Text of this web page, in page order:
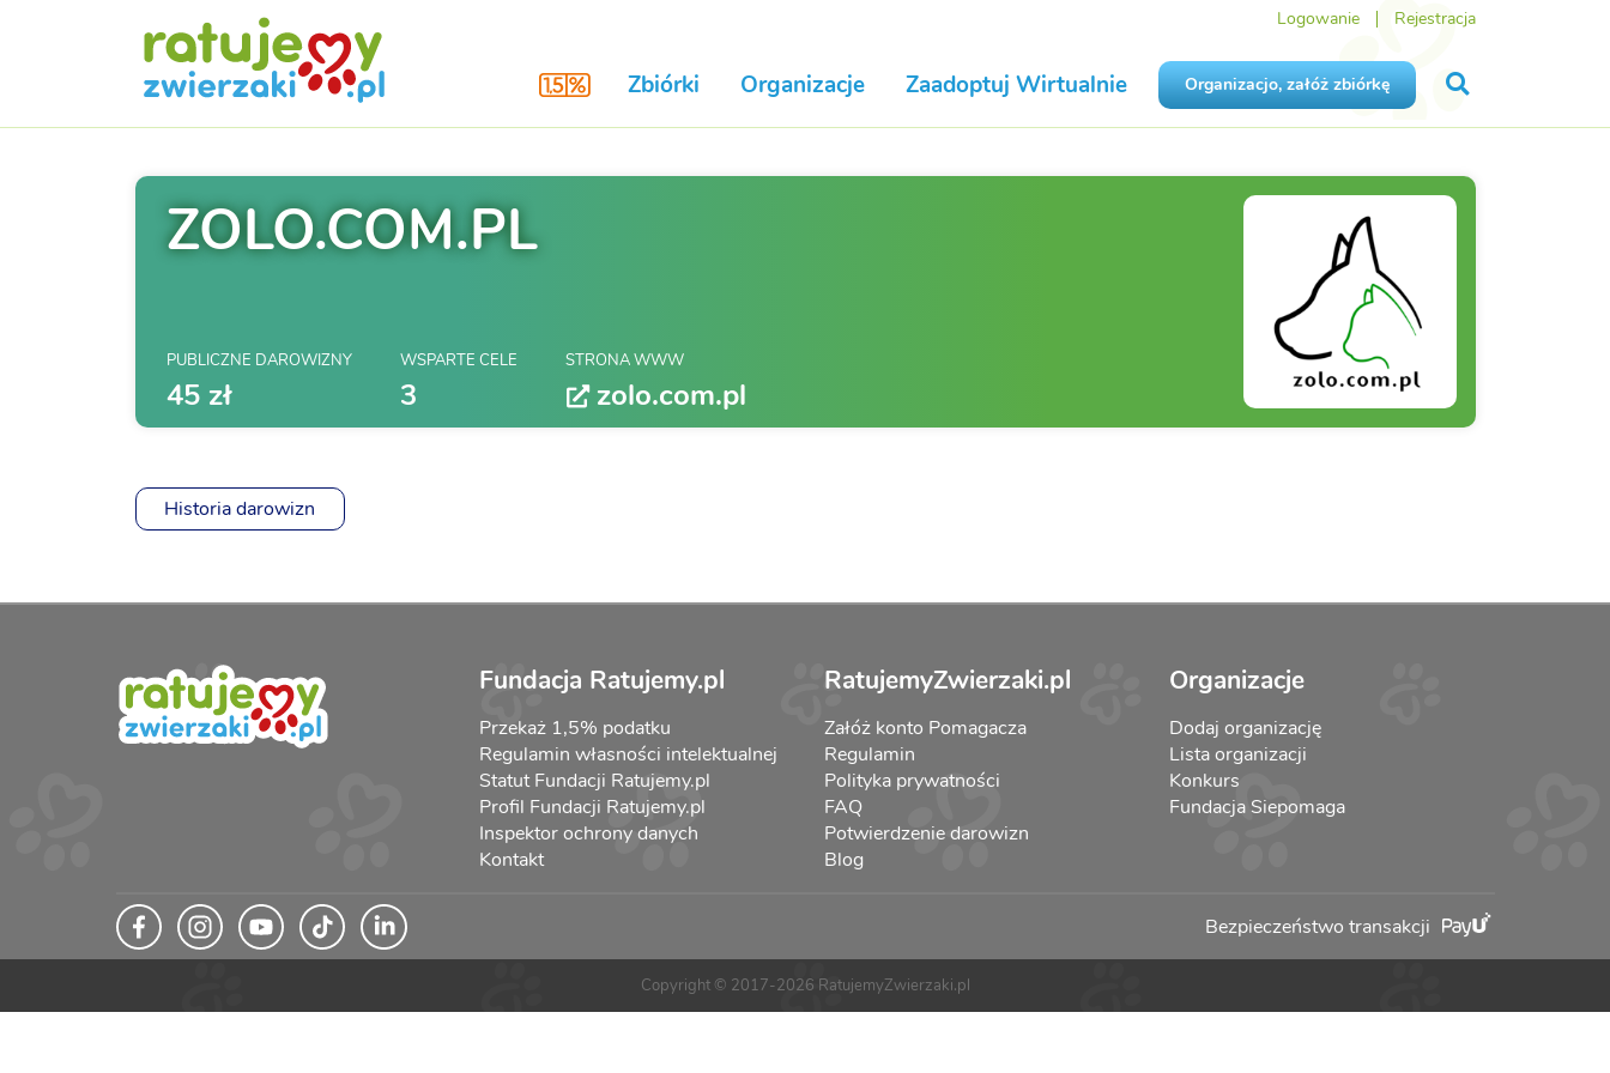
Logowanie Rejestracja
Zbiórki Organizacje Zaadoptuj Wirtualnie Organizacjo, załóż zbiórkę
ZOLO.COM.PL
PUBLICZNE DAROWIZNY
45 zł
WSPARTE CELE
3
STRONA WWW
zolo.com.pl
Historia darowizn
Fundacja Ratujemy.pl
Przekaż 1,5% podatku
Regulamin własności intelektualnej
Statut Fundacji Ratujemy.pl
Profil Fundacji Ratujemy.pl
Inspektor ochrony danych
Kontakt
RatujemyZwierzaki.pl
Załóż konto Pomagacza
Regulamin
Polityka prywatności
FAQ
Potwierdzenie darowizn
Blog
Organizacje
Dodaj organizację
Lista organizacji
Konkurs
Fundacja Siepomaga
Bezpieczeństwo transakcji
Copyright © 2017-2026 RatujemyZwierzaki.pl